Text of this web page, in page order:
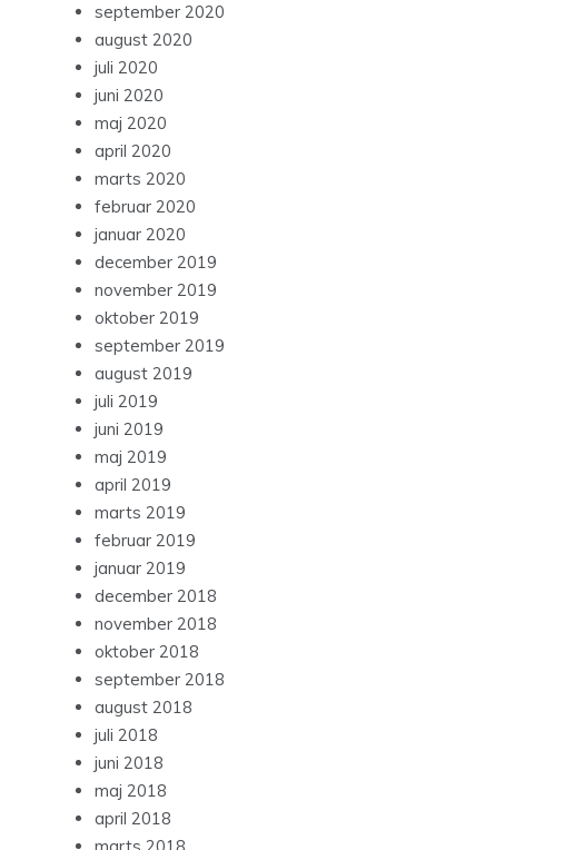
september 2020
august 2020
juli 2020
juni 2020
maj 2020
april 2020
marts 2020
februar 2020
januar 2020
december 2019
november 2019
oktober 2019
september 2019
august 2019
juli 2019
juni 2019
maj 2019
april 2019
marts 2019
februar 2019
januar 2019
december 2018
november 2018
oktober 2018
september 2018
august 2018
juli 2018
juni 2018
maj 2018
april 2018